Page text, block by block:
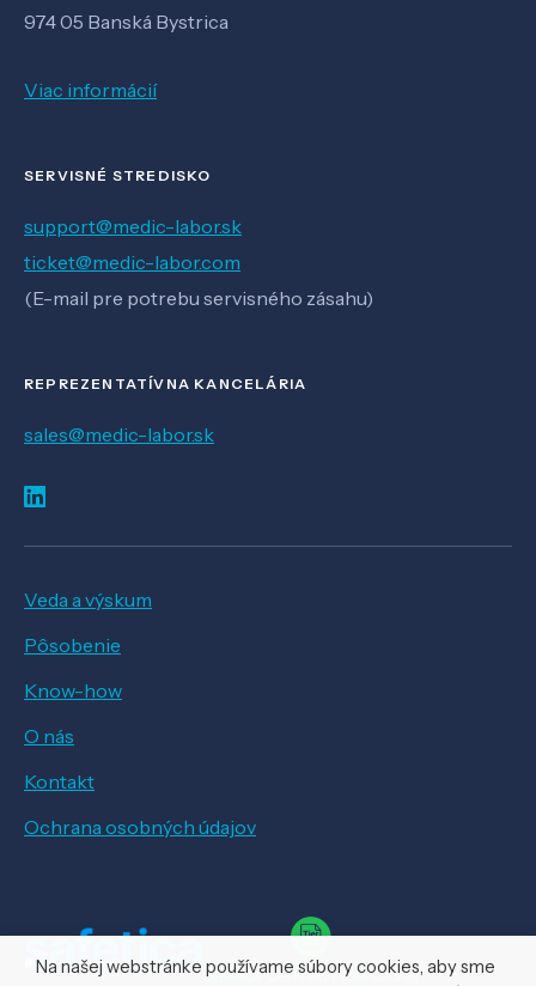
974 05 Banská Bystrica
Viac informácií
SERVISNÉ STREDISKO
support@medic-labor.sk
ticket@medic-labor.com
(E-mail pre potrebu servisného zásahu)
REPREZENTATÍVNA KANCELÁRIA
sales@medic-labor.sk
Veda a výskum
Pôsobenie
Know-how
O nás
Kontakt
Ochrana osobných údajov
Na našej webstránke používame súbory cookies, aby sme